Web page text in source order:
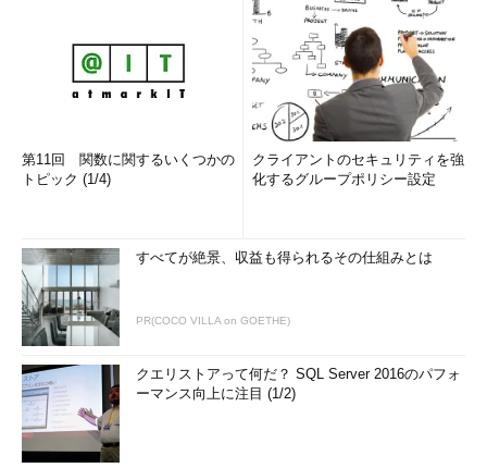
Windows 8では元々、ブート・コードの見直しなどにより、以
前のWindows 7よりもブートに要する時間（サインインの画面が
表示されるまでの時間）はいくらか短くなっている。それをさら
に改善して、大幅に高速化したのが高速スタートアップである。
まず、以前のWindows OSにおけるブート・シーケンスを見て
Windows OSの一般的なブート・シーケンス
Windows OSにおけるフルブート（コールド・ブート）・シ
ーケンスの概要（休止状態やサスペンドからの復帰の場合は
別）。BIOSのPOST処理が終わると、OSのロードと初期化が
始まり、デバイスの検出やデバイス・ドライバ、サービスな
どのロードと初期化などが行われ、その後ユーザー・セッシ
ョンが開始される。
第11回 関数に関するいくつかの
トピック (1/4)
クライアントのセキュリティを強
化するグループポリシー設定
すべてが絶景、収益も得られるその仕組みとは
PR(COCO VILLA on GOETHE)
クエリストアって何だ？ SQL Server 2016のパフォ
ーマンス向上に注目 (1/2)